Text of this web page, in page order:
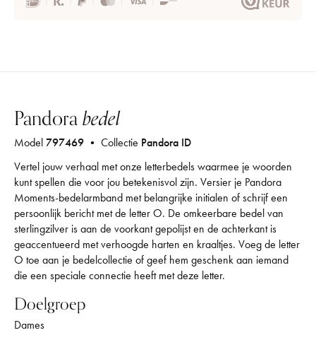
Pandorabedel
Model797469 • Collectie Pandora ID
Vertel jouw verhaal met onze letterbedels waarmee je woorden
kunt spellen die voor jou betekenisvol zijn. Versier je Pandora
Moments-bedelarmband met belangrijke initialen of schrijf een
persoonlijk bericht met de letter O. De omkeerbare bedel van
sterlingzilver is aan de voorkant gepolijst en de achterkant is
geaccentueerd met verhoogde harten en kraaltjes. Voeg de letter
O toe aan je bedelcollectie of geef hem geschenk aan iemand
die een speciale connectie heeft met deze letter.
Doelgroep
Dames